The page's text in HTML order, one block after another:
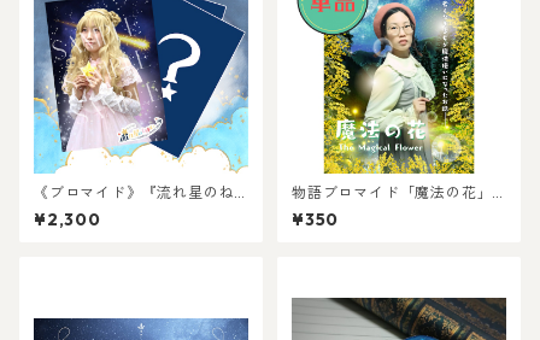
《ブロマイド》『流れ星のね
がい』オリジナルブロマイド
「願い」（全7種）―コンプリ
¥2,300
物語ブロマイド「魔法の花」
（全4種）【みとの日感謝祭2
025】
¥350